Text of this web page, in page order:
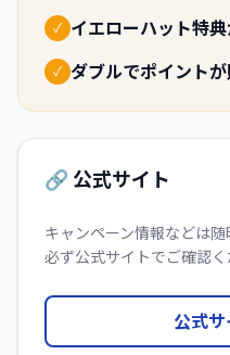
✓ イエローハット特
✓ ダブルでポイントが
🔗 公式サイト
キャンペーン情報などは
必ず公式サイトでご確認く
公式